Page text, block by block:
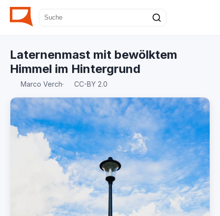
Laternenmast mit bewölktem
Himmel im Hintergrund
Marco Verch· CC-BY 2.0